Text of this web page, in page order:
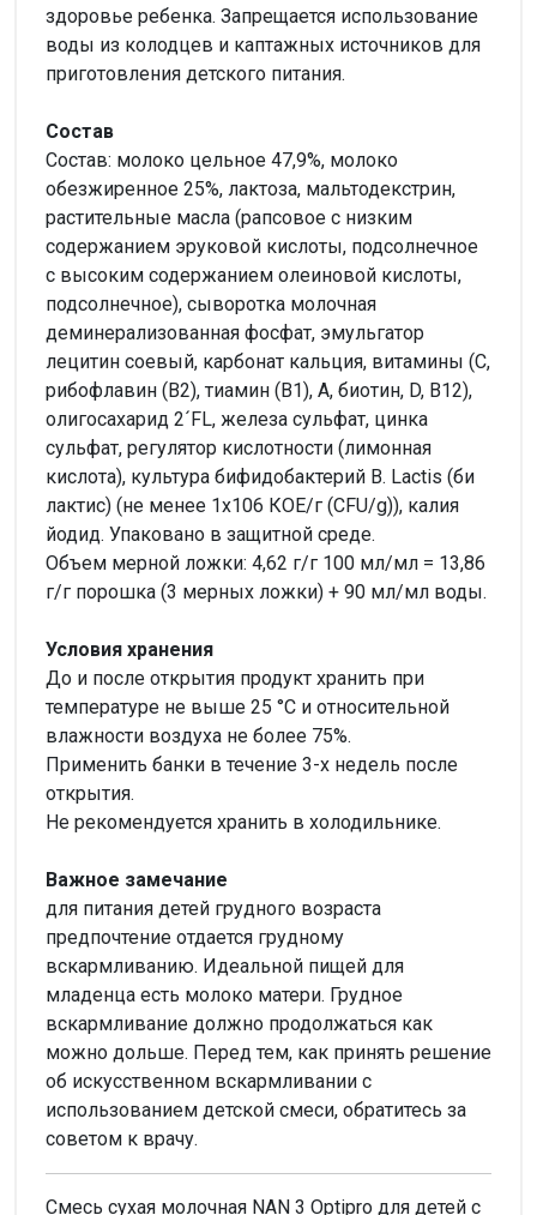
здоровье ребенка. Запрещается использование
воды из колодцев и каптажных источников для
приготовления детского питания.
Состав
Состав: молоко цельное 47,9%, молоко
обезжиренное 25%, лактоза, мальтодекстрин,
растительные масла (рапсовое с низким
содержанием эруковой кислоты, подсолнечное
с высоким содержанием олеиновой кислоты,
подсолнечное), сыворотка молочная
деминерализованная фосфат, эмульгатор
лецитин соевый, карбонат кальция, витамины (С,
рибофлавин (В2), тиамин (В1), А, биотин, D, В12),
олигосахарид 2´FL, железа сульфат, цинка
сульфат, регулятор кислотности (лимонная
кислота), культура бифидобактерий B. Lactis (би
лактис) (не менее 1х106 КОЕ/г (CFU/g)), калия
йодид. Упаковано в защитной среде.
Объем мерной ложки: 4,62 г/г 100 мл/мл = 13,86
г/г порошка (3 мерных ложки) + 90 мл/мл воды.
Условия хранения
До и после открытия продукт хранить при
температуре не выше 25 °С и относительной
влажности воздуха не более 75%.
Применить банки в течение 3-х недель после
открытия.
Не рекомендуется хранить в холодильнике.
Важное замечание
для питания детей грудного возраста
предпочтение отдается грудному
вскармливанию. Идеальной пищей для
младенца есть молоко матери. Грудное
вскармливание должно продолжаться как
можно дольше. Перед тем, как принять решение
об искусственном вскармливании с
использованием детской смеси, обратитесь за
советом к врачу.
Смесь сухая молочная NAN 3 Optipro для детей с